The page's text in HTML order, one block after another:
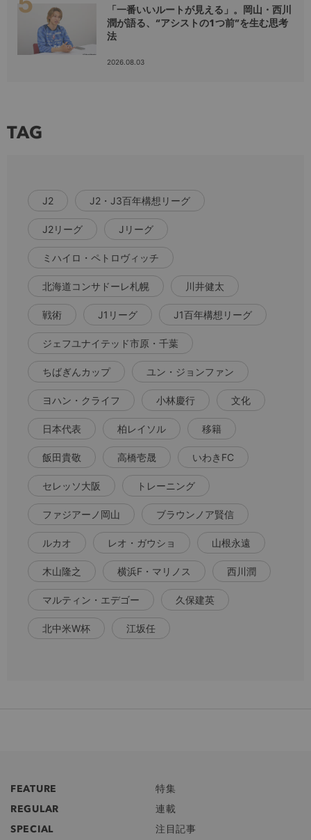
「一番いいルートが見える」。岡山・西川
潤が語る、“アシストの1つ前”を生む思考
法
2026.08.03
TAG
J2 J2・J3百年構想リーグ
J2リーグ Jリーグ
ミハイロ・ペトロヴィッチ
北海道コンサドーレ札幌 川井健太
戦術 J1リーグ J1百年構想リーグ
ジェフユナイテッド市原・千葉
ちばぎんカップ ユン・ジョンファン
ヨハン・クライフ 小林慶行 文化
日本代表 柏レイソル 移籍
飯田貴敬 高橋壱晟 いわきFC
セレッソ大阪 トレーニング
ファジアーノ岡山 ブラウンノア賢信
ルカオ レオ・ガウショ 山根永遠
木山隆之 横浜F・マリノス 西川潤
マルティン・エデゴー 久保建英
北中米W杯 江坂任
FEATURE
特集
REGULAR
連載
SPECIAL
注目記事